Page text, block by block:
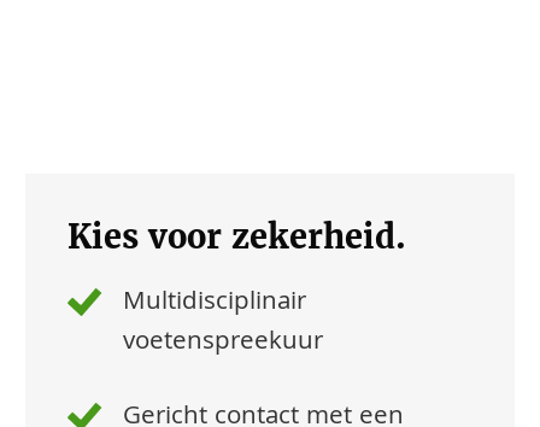
Kies voor zekerheid.
Multidisciplinair
voetenspreekuur